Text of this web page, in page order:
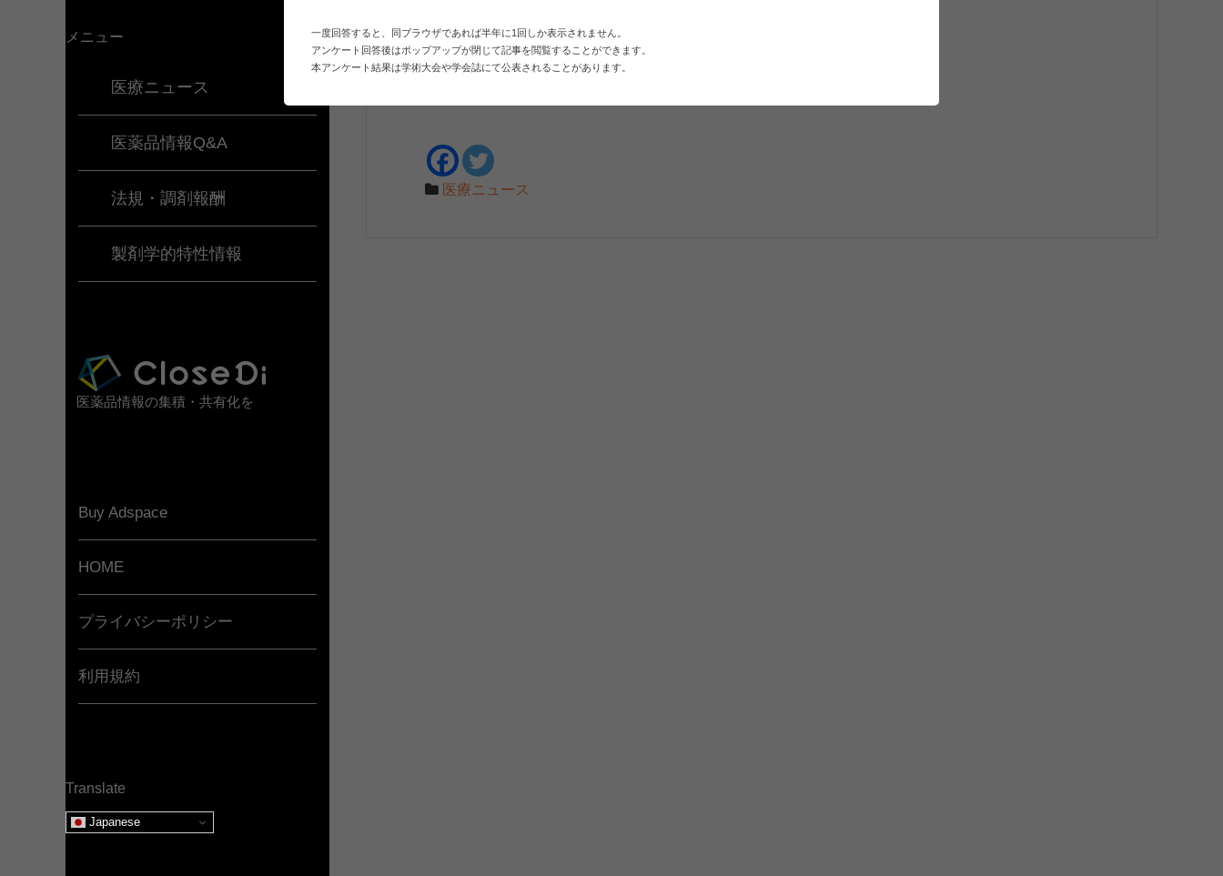
医療ニュース
メニュー
医療ニュース
医薬品情報Q&A
法規・調剤報酬
製剤学的特性情報
医薬品情報の集積・共有化を
Buy Adspace
HOME
プライバシーポリシー
利用規約
Translate
Japanese
一度回答すると、同ブラウザであれば半年に1回しか表示されません。
アンケート回答後はポップアップが閉じて記事を閲覧することができます。
本アンケート結果は学術大会や学会誌にて公表されることがあります。